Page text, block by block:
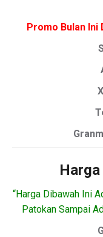
Promo Bulan Ini
“Harga Dibawah Ini
Patokan Sampai